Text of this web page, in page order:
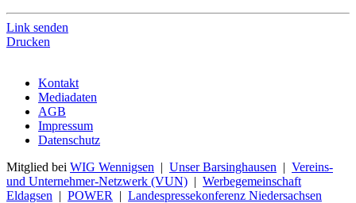
Link senden
Drucken
Kontakt
Mediadaten
AGB
Impressum
Datenschutz
Mitglied bei WIG Wennigsen | Unser Barsinghausen | Vereins-
und Unternehmer-Netzwerk (VUN) | Werbegemeinschaft
Eldagsen | POWER | Landespressekonferenz Niedersachsen